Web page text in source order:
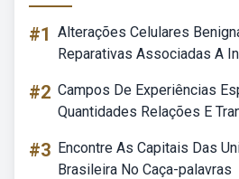
#1 Alterações Celulares
Reparativas Associadas A
#2 Campos De Experiências
Quantidades Relações E
#3 Encontre As Capitais Das
Brasileira No Caça-palavras